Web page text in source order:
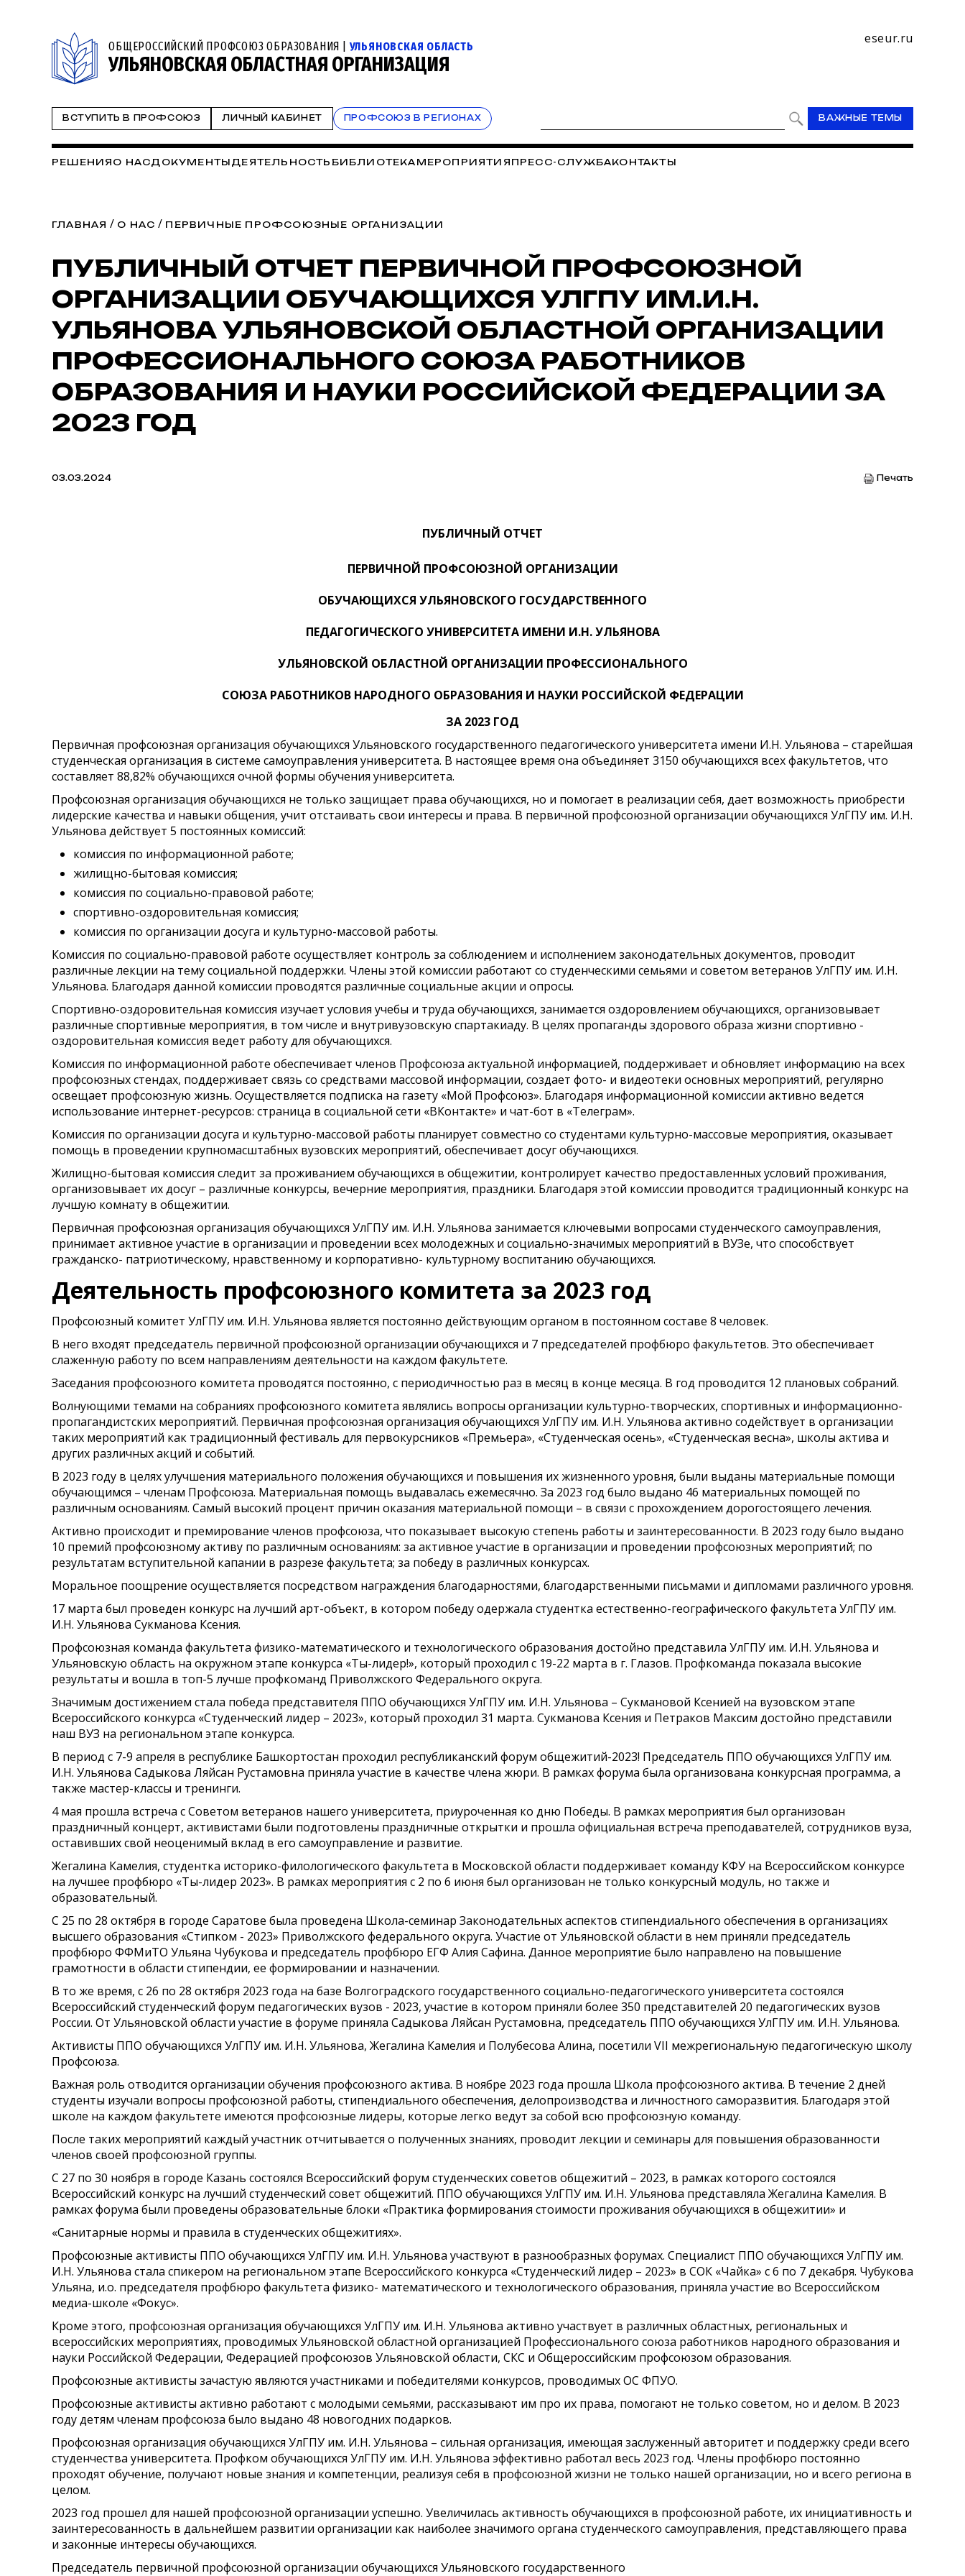
ОБЩЕРОССИЙСКИЙ ПРОФСОЮЗ ОБРАЗОВАНИЯ | УЛЬЯНОВСКАЯ ОБЛАСТЬ
УЛЬЯНОВСКАЯ ОБЛАСТНАЯ ОРГАНИЗАЦИЯ
eseur.ru
ВСТУПИТЬ В ПРОФСОЮЗ ЛИЧНЫЙ КАБИНЕТ ПРОФСОЮЗ В РЕГИОНАХ ВАЖНЫЕ ТЕМЫ
РЕШЕНИЯ О НАСДОКУМЕНТЫ ДЕЯТЕЛЬНОСТЬ БИБЛИОТЕКА МЕРОПРИЯТИЯ ПРЕСС-СЛУЖБАКОНТАКТЫ
ГЛАВНАЯ / О НАС / ПЕРВИЧНЫЕ ПРОФСОЮЗНЫЕ ОРГАНИЗАЦИИ
ПУБЛИЧНЫЙ ОТЧЕТ ПЕРВИЧНОЙ ПРОФСОЮЗНОЙ
ОРГАНИЗАЦИИ ОБУЧАЮЩИХСЯ УЛГПУ ИМ.И.Н.
УЛЬЯНОВА УЛЬЯНОВСКОЙ ОБЛАСТНОЙ ОРГАНИЗАЦИИ
ПРОФЕССИОНАЛЬНОГО СОЮЗА РАБОТНИКОВ
ОБРАЗОВАНИЯ И НАУКИ РОССИЙСКОЙ ФЕДЕРАЦИИ ЗА
2023 ГОД
03.03.2024 Печать
ПУБЛИЧНЫЙ ОТЧЕТ
ПЕРВИЧНОЙ ПРОФСОЮЗНОЙ ОРГАНИЗАЦИИ
ОБУЧАЮЩИХСЯ УЛЬЯНОВСКОГО ГОСУДАРСТВЕННОГО
ПЕДАГОГИЧЕСКОГО УНИВЕРСИТЕТА ИМЕНИ И.Н. УЛЬЯНОВА
УЛЬЯНОВСКОЙ ОБЛАСТНОЙ ОРГАНИЗАЦИИ ПРОФЕССИОНАЛЬНОГО
СОЮЗА РАБОТНИКОВ НАРОДНОГО ОБРАЗОВАНИЯ И НАУКИ РОССИЙСКОЙ ФЕДЕРАЦИИ
ЗА 2023 ГОД
Первичная профсоюзная организация обучающихся Ульяновского государственного педагогического университета имени И.Н. Ульянова – старейшая
студенческая организация в системе самоуправления университета. В настоящее время она объединяет 3150 обучающихся всех факультетов, что
составляет 88,82% обучающихся очной формы обучения университета.
Профсоюзная организация обучающихся не только защищает права обучающихся, но и помогает в реализации себя, дает возможность приобрести
лидерские качества и навыки общения, учит отстаивать свои интересы и права. В первичной профсоюзной организации обучающихся УлГПУ им. И.Н.
Ульянова действует 5 постоянных комиссий:
комиссия по информационной работе;
жилищно-бытовая комиссия;
комиссия по социально-правовой работе;
спортивно-оздоровительная комиссия;
комиссия по организации досуга и культурно-массовой работы.
Комиссия по социально-правовой работе осуществляет контроль за соблюдением и исполнением законодательных документов, проводит
различные лекции на тему социальной поддержки. Члены этой комиссии работают со студенческими семьями и советом ветеранов УлГПУ им. И.Н.
Ульянова. Благодаря данной комиссии проводятся различные социальные акции и опросы.
Спортивно-оздоровительная комиссия изучает условия учебы и труда обучающихся, занимается оздоровлением обучающихся, организовывает
различные спортивные мероприятия, в том числе и внутривузовскую спартакиаду. В целях пропаганды здорового образа жизни спортивно -
оздоровительная комиссия ведет работу для обучающихся.
Комиссия по информационной работе обеспечивает членов Профсоюза актуальной информацией, поддерживает и обновляет информацию на всех
профсоюзных стендах, поддерживает связь со средствами массовой информации, создает фото- и видеотеки основных мероприятий, регулярно
освещает профсоюзную жизнь. Осуществляется подписка на газету «Мой Профсоюз». Благодаря информационной комиссии активно ведется
использование интернет-ресурсов: страница в социальной сети «ВКонтакте» и чат-бот в «Телеграм».
Комиссия по организации досуга и культурно-массовой работы планирует совместно со студентами культурно-массовые мероприятия, оказывает
помощь в проведении крупномасштабных вузовских мероприятий, обеспечивает досуг обучающихся.
Жилищно-бытовая комиссия следит за проживанием обучающихся в общежитии, контролирует качество предоставленных условий проживания,
организовывает их досуг – различные конкурсы, вечерние мероприятия, праздники. Благодаря этой комиссии проводится традиционный конкурс на
лучшую комнату в общежитии.
Первичная профсоюзная организация обучающихся УлГПУ им. И.Н. Ульянова занимается ключевыми вопросами студенческого самоуправления,
принимает активное участие в организации и проведении всех молодежных и социально-значимых мероприятий в ВУЗе, что способствует
гражданско- патриотическому, нравственному и корпоративно- культурному воспитанию обучающихся.
Деятельность профсоюзного комитета за 2023 год
Профсоюзный комитет УлГПУ им. И.Н. Ульянова является постоянно действующим органом в постоянном составе 8 человек.
В него входят председатель первичной профсоюзной организации обучающихся и 7 председателей профбюро факультетов. Это обеспечивает
слаженную работу по всем направлениям деятельности на каждом факультете.
Заседания профсоюзного комитета проводятся постоянно, с периодичностью раз в месяц в конце месяца. В год проводится 12 плановых собраний.
Волнующими темами на собраниях профсоюзного комитета являлись вопросы организации культурно-творческих, спортивных и информационно-
пропагандистских мероприятий. Первичная профсоюзная организация обучающихся УлГПУ им. И.Н. Ульянова активно содействует в организации
таких мероприятий как традиционный фестиваль для первокурсников «Премьера», «Студенческая осень», «Студенческая весна», школы актива и
других различных акций и событий.
В 2023 году в целях улучшения материального положения обучающихся и повышения их жизненного уровня, были выданы материальные помощи
обучающимся – членам Профсоюза. Материальная помощь выдавалась ежемесячно. За 2023 год было выдано 46 материальных помощей по
различным основаниям. Самый высокий процент причин оказания материальной помощи – в связи с прохождением дорогостоящего лечения.
Активно происходит и премирование членов профсоюза, что показывает высокую степень работы и заинтересованности. В 2023 году было выдано
10 премий профсоюзному активу по различным основаниям: за активное участие в организации и проведении профсоюзных мероприятий; по
результатам вступительной капании в разрезе факультета; за победу в различных конкурсах.
Моральное поощрение осуществляется посредством награждения благодарностями, благодарственными письмами и дипломами различного уровня.
17 марта был проведен конкурс на лучший арт-объект, в котором победу одержала студентка естественно-географического факультета УлГПУ им.
И.Н. Ульянова Сукманова Ксения.
Профсоюзная команда факультета физико-математического и технологического образования достойно представила УлГПУ им. И.Н. Ульянова и
Ульяновскую область на окружном этапе конкурса «Ты-лидер!», который проходил с 19-22 марта в г. Глазов. Профкоманда показала высокие
результаты и вошла в топ-5 лучше профкоманд Приволжского Федерального округа.
Значимым достижением стала победа представителя ППО обучающихся УлГПУ им. И.Н. Ульянова – Сукмановой Ксенией на вузовском этапе
Всероссийского конкурса «Студенческий лидер – 2023», который проходил 31 марта. Сукманова Ксения и Петраков Максим достойно представили
наш ВУЗ на региональном этапе конкурса.
В период с 7-9 апреля в республике Башкортостан проходил республиканский форум общежитий-2023! Председатель ППО обучающихся УлГПУ им.
И.Н. Ульянова Садыкова Ляйсан Рустамовна приняла участие в качестве члена жюри. В рамках форума была организована конкурсная программа, а
также мастер-классы и тренинги.
4 мая прошла встреча с Советом ветеранов нашего университета, приуроченная ко дню Победы. В рамках мероприятия был организован
праздничный концерт, активистами были подготовлены праздничные открытки и прошла официальная встреча преподавателей, сотрудников вуза,
оставивших свой неоценимый вклад в его самоуправление и развитие.
Жегалина Камелия, студентка историко-филологического факультета в Московской области поддерживает команду КФУ на Всероссийском конкурсе
на лучшее профбюро «Ты-лидер 2023». В рамках мероприятия с 2 по 6 июня был организован не только конкурсный модуль, но также и
образовательный.
С 25 по 28 октября в городе Саратове была проведена Школа-семинар Законодательных аспектов стипендиального обеспечения в организациях
высшего образования «Стипком - 2023» Приволжского федерального округа. Участие от Ульяновской области в нем приняли председатель
профбюро ФФМиТО Ульяна Чубукова и председатель профбюро ЕГФ Алия Сафина. Данное мероприятие было направлено на повышение
грамотности в области стипендии, ее формировании и назначении.
В то же время, с 26 по 28 октября 2023 года на базе Волгоградского государственного социально-педагогического университета состоялся
Всероссийский студенческий форум педагогических вузов - 2023, участие в котором приняли более 350 представителей 20 педагогических вузов
России. От Ульяновской области участие в форуме приняла Садыкова Ляйсан Рустамовна, председатель ППО обучающихся УлГПУ им. И.Н. Ульянова.
Активисты ППО обучающихся УлГПУ им. И.Н. Ульянова, Жегалина Камелия и Полубесова Алина, посетили VII межрегиональную педагогическую школу
Профсоюза.
Важная роль отводится организации обучения профсоюзного актива. В ноябре 2023 года прошла Школа профсоюзного актива. В течение 2 дней
студенты изучали вопросы профсоюзной работы, стипендиального обеспечения, делопроизводства и личностного саморазвития. Благодаря этой
школе на каждом факультете имеются профсоюзные лидеры, которые легко ведут за собой всю профсоюзную команду.
После таких мероприятий каждый участник отчитывается о полученных знаниях, проводит лекции и семинары для повышения образованности
членов своей профсоюзной группы.
С 27 по 30 ноября в городе Казань состоялся Всероссийский форум студенческих советов общежитий – 2023, в рамках которого состоялся
Всероссийский конкурс на лучший студенческий совет общежитий. ППО обучающихся УлГПУ им. И.Н. Ульянова представляла Жегалина Камелия. В
рамках форума были проведены образовательные блоки «Практика формирования стоимости проживания обучающихся в общежитии» и
«Санитарные нормы и правила в студенческих общежитиях».
Профсоюзные активисты ППО обучающихся УлГПУ им. И.Н. Ульянова участвуют в разнообразных форумах. Специалист ППО обучающихся УлГПУ им.
И.Н. Ульянова стала спикером на региональном этапе Всероссийского конкурса «Студенческий лидер – 2023» в СОК «Чайка» с 6 по 7 декабря. Чубукова
Ульяна, и.о. председателя профбюро факультета физико- математического и технологического образования, приняла участие во Всероссийском
медиа-школе «Фокус».
Кроме этого, профсоюзная организация обучающихся УлГПУ им. И.Н. Ульянова активно участвует в различных областных, региональных и
всероссийских мероприятиях, проводимых Ульяновской областной организацией Профессионального союза работников народного образования и
науки Российской Федерации, Федерацией профсоюзов Ульяновской области, СКС и Общероссийским профсоюзом образования.
Профсоюзные активисты зачастую являются участниками и победителями конкурсов, проводимых ОС ФПУО.
Профсоюзные активисты активно работают с молодыми семьями, рассказывают им про их права, помогают не только советом, но и делом. В 2023
году детям членам профсоюза было выдано 48 новогодних подарков.
Профсоюзная организация обучающихся УлГПУ им. И.Н. Ульянова – сильная организация, имеющая заслуженный авторитет и поддержку среди всего
студенчества университета. Профком обучающихся УлГПУ им. И.Н. Ульянова эффективно работал весь 2023 год. Члены профбюро постоянно
проходят обучение, получают новые знания и компетенции, реализуя себя в профсоюзной жизни не только нашей организации, но и всего региона в
целом.
2023 год прошел для нашей профсоюзной организации успешно. Увеличилась активность обучающихся в профсоюзной работе, их инициативность и
заинтересованность в дальнейшем развитии организации как наиболее значимого органа студенческого самоуправления, представляющего права
и законные интересы обучающихся.
Председатель первичной профсоюзной организации обучающихся Ульяновского государственного